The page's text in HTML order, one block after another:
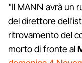
"Il MANN avrà un
del direttore
ritrovamento del
morto di fronte al